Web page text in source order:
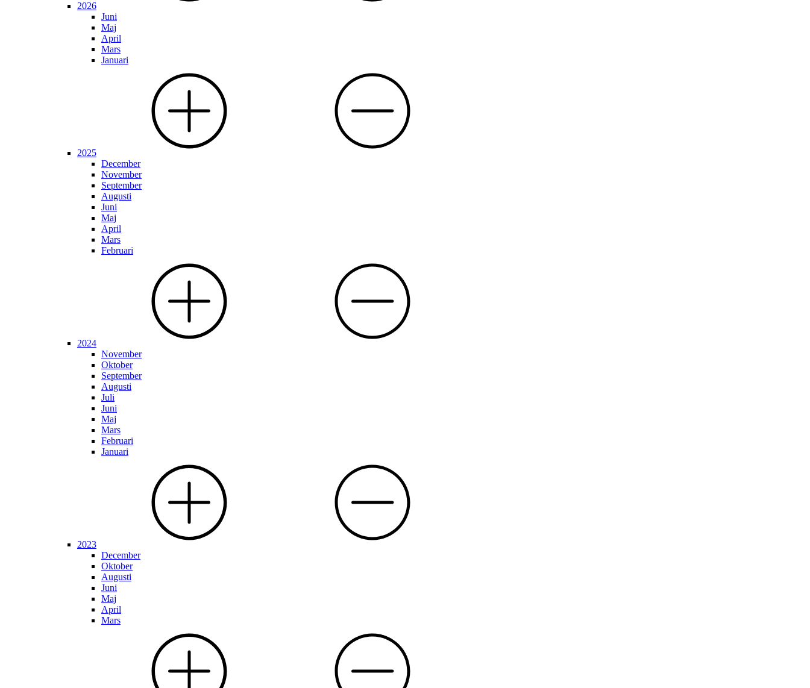
2026
Juni
Maj
April
Mars
Januari
2025
December
November
September
Augusti
Juni
Maj
April
Mars
Februari
2024
November
Oktober
September
Augusti
Juli
Juni
Maj
Mars
Februari
Januari
2023
December
Oktober
Augusti
Juni
Maj
April
Mars